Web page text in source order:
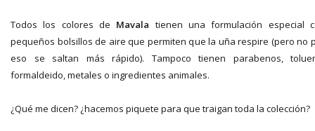
Todos los colores de Mavala tienen una formulación especial
pequeños bolsillos de aire que permiten que la uña respire (pero no
eso se saltan más rápido). Tampoco tienen parabenos,
formaldeido, metales o ingredientes animales.
¿Qué me dicen? ¿hacemos piquete para que traigan toda la colección?